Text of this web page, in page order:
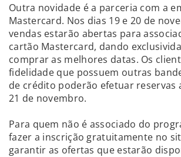
Outra novidade é a parceria com a
Mastercard. Nos dias 19 e 20 de
vendas estarão abertas para
cartão Mastercard, dando
comprar as melhores datas. Os
fidelidade que possuem outras
de crédito poderão efetuar reservas
21 de novembro.
Para quem não é associado do
fazer a inscrição gratuitamente no
garantir as ofertas que estarão